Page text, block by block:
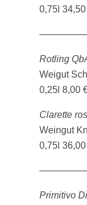
0,75l
Rotling
Weigut
0,25l 8,00
Clarette
Weingut
0,75l
Primitivo